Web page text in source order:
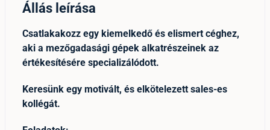
Állás leírása
Csatlakakozz egy kiemelkedő és elismert céghez,
aki a mezőgadasági gépek alkatrészeinek az
értékesítésére specializálódott.
Keresünk egy motivált, és elkötelezett sales-es
kollégát.